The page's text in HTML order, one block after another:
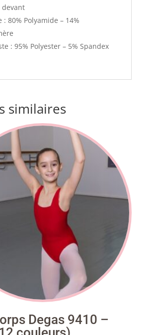
devant
: 80% Polyamide – 14%
: 95% Polyester – 5% Spandex
similaires
Degas 9410 –